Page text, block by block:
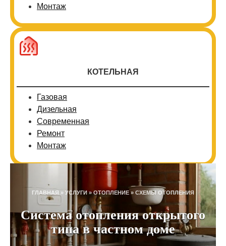
Монтаж
КОТЕЛЬНАЯ
Газовая
Дизельная
Современная
Ремонт
Монтаж
ГЛАВНАЯ » УСЛУГИ»ОТОПЛЕНИЕ» СХЕМЫ ОТОПЛЕНИЯ
Система отопления открытого
типа в частном доме